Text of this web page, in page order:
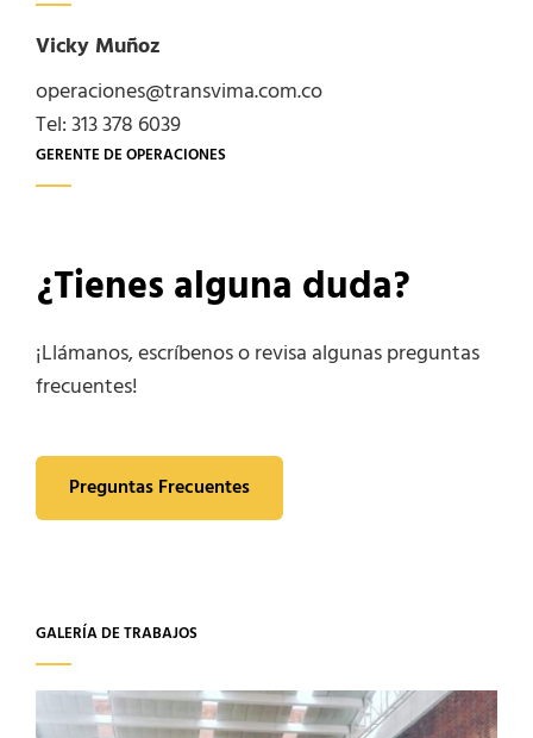
Vicky Muñoz
operaciones@transvima.com.co
Tel: 313 378 6039
GERENTE DE OPERACIONES
¿Tienes alguna duda?
¡Llámanos, escríbenos o revisa algunas preguntas
frecuentes!
Preguntas Frecuentes
GALERÍA DE TRABAJOS